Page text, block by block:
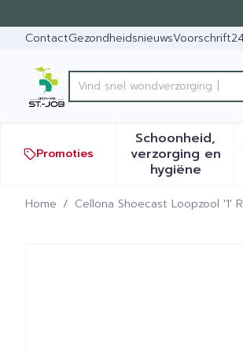
ContactGezondheidsnieuwsVoorschrift
Product, merk, categorie...
Promoties
Schoonheid,
verzorging en
hygiëne
Toon
Home / Cellona Shoecast Loopzool '1'
Cellona